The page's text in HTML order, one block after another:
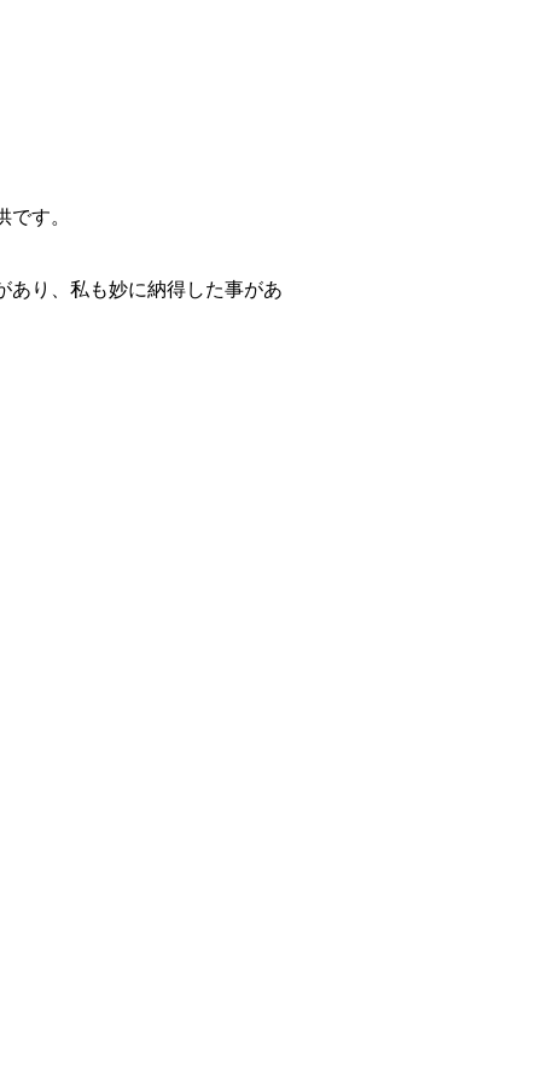
す。
あり、私も妙に納得した事があ